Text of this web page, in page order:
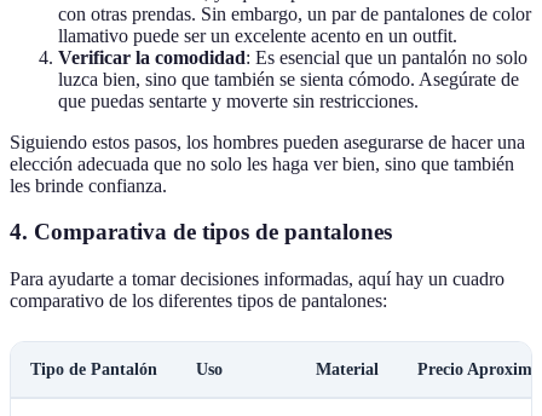
con otras prendas. Sin embargo, un par de pantalones de color
llamativo puede ser un excelente acento en un outfit.
Verificar la comodidad: Es esencial que un pantalón no solo
luzca bien, sino que también se sienta cómodo. Asegúrate de
que puedas sentarte y moverte sin restricciones.
Siguiendo estos pasos, los hombres pueden asegurarse de hacer una
elección adecuada que no solo les haga ver bien, sino que también
les brinde confianza.
4. Comparativa de tipos de pantalones
Para ayudarte a tomar decisiones informadas, aquí hay un cuadro
comparativo de los diferentes tipos de pantalones:
Tipo de Pantalón Uso Material Precio